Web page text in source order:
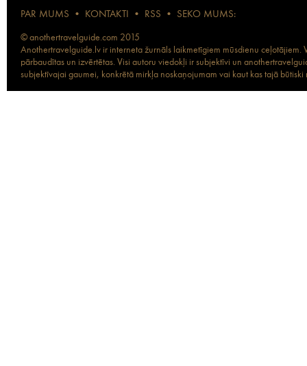
PAR MUMS • KONTAKTI • RSS • SEKO MUMS:
© anothertravelguide.com 2015
Anothertravelguide.lv ir interneta žurnāls laikmetīgiem mūsdienu
pārbaudītas un izvērtētas. Visi autoru viedokļi ir subjektīvi un
subjektīvajai gaumei, konkrētā mirkļa noskaņojumam vai kaut kas tajā